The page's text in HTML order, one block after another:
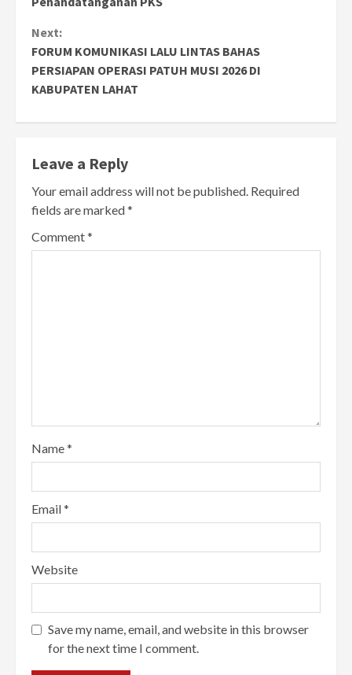
Next:
FORUM KOMUNIKASI LALU LINTAS BAHAS
PERSIAPAN OPERASI PATUH MUSI 2026 DI
KABUPATEN LAHAT
Leave a Reply
Your email address will not be published. Required
fields are marked*
Comment*
Name*
Email*
Website
Save my name, email, and website in this browser
for the next time I comment.